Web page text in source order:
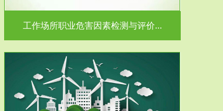
工作场所职业危害因素检测与评价...